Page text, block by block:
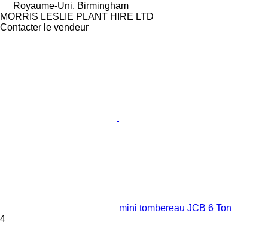
Royaume-Uni, Birmingham
MORRIS LESLIE PLANT HIRE LTD
Contacter le vendeur
mini tombereau JCB 6 Ton
4